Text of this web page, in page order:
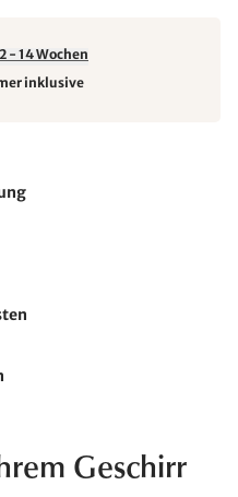
- 14 Wochen
inklusive
Geschirr